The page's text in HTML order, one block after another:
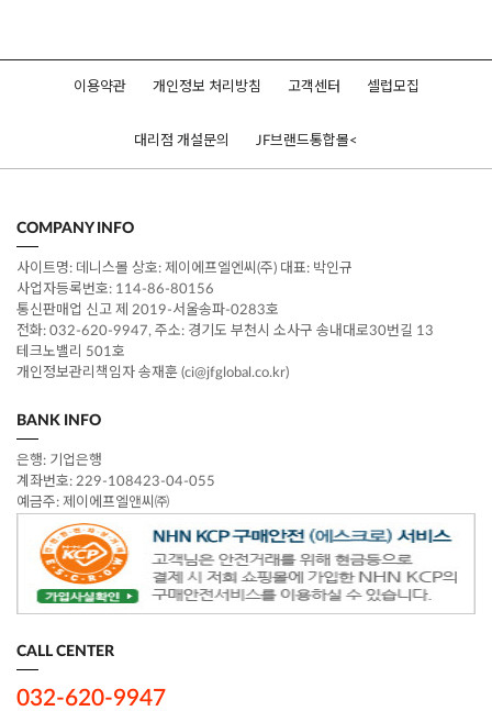
이용약관 개인정보 처리방침 고객센터 셀럽모집
대리점 개설문의 JF브랜드통합몰<
COMPANY INFO
사이트명: 데니스몰 상호: 제이에프엘엔씨(주) 대표: 박인규
사업자등록번호: 114-86-80156
통신판매업 신고 제 2019-서울송파-0283호
전화: 032-620-9947, 주소: 경기도 부천시 소사구 송내대로30번길 13
테크노밸리 501호
개인정보관리책임자 송재훈 (ci@jfglobal.co.kr)
BANK INFO
은행: 기업은행
계좌번호: 229-108423-04-055
예금주: 제이에프엘앤씨㈜
CALL CENTER
032-620-9947